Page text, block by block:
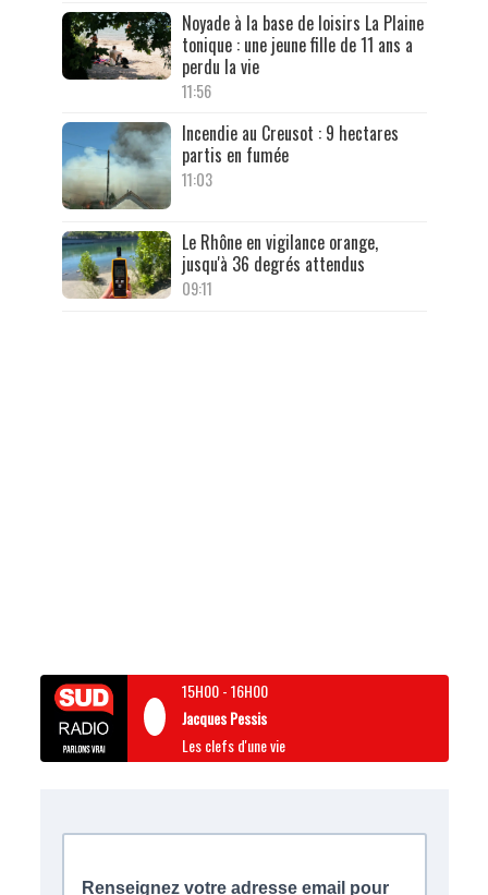
Noyade à la base de loisirs La Plaine
tonique : une jeune fille de 11 ans a
perdu la vie
11:56
Incendie au Creusot : 9 hectares
partis en fumée
11:03
Le Rhône en vigilance orange,
jusqu'à 36 degrés attendus
09:11
15H00-16H00
Jacques Pessis
Les clefs d'une vie